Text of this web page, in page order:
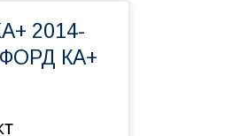
2014-
ФОРД КА+